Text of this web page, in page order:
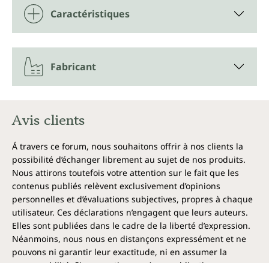
Caractéristiques
Fabricant
Avis clients
Á travers ce forum, nous souhaitons offrir à nos clients la
possibilité d’échanger librement au sujet de nos produits.
Nous attirons toutefois votre attention sur le fait que les
contenus publiés relèvent exclusivement d’opinions
personnelles et d’évaluations subjectives, propres à chaque
utilisateur. Ces déclarations n’engagent que leurs auteurs.
Elles sont publiées dans le cadre de la liberté d’expression.
Néanmoins, nous nous en distançons expressément et ne
pouvons ni garantir leur exactitude, ni en assumer la